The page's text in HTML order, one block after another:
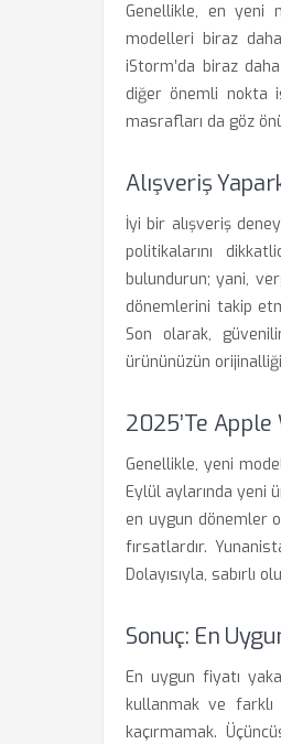
Genellikle, en yeni
modelleri biraz
iStorm’da biraz
diğer önemli nokta
masrafları da göz
Alışveriş
İyi bir alışveriş
politikalarını
bulundurun; yani,
dönemlerini takip
Son olarak,
ürününüzün
2025’te Apple
Genellikle, yeni
Eylül aylarında yeni
en uygun dönemler
fırsatlardır.
Dolayısıyla, sabırlı
Sonuç: En
En uygun fiyatı
kullanmak ve farklı
kaçırmamak.